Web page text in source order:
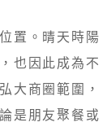
置。晴天時陽
也因此成為不
大商圈範圍，
是朋友聚餐或